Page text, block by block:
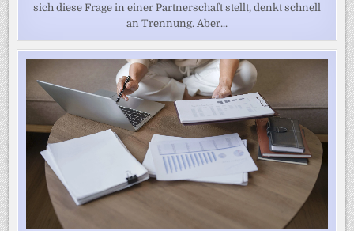
sich diese Frage in einer Partnerschaft stellt, denkt schnell
an Trennung. Aber...